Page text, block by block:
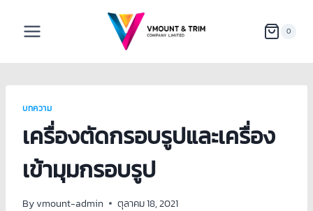
0
บทความ
เครื่องตัดกรอบรูปและเครื่อง
เข้ามุมกรอบรูป
Byvmount-admin ตุลาคม 18, 2021